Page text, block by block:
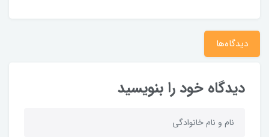
دیدگاه‌ها
دیدگاه خود را بنویسید